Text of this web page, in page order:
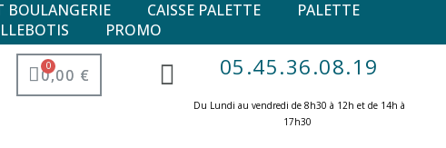
BOULANGERIE CAISSE PALETTE
PALETTE
PROMO
0,00 € 05.45.36.08.19
Du Lundi au vendredi de 8h30 à 12h et de 14h à
17h30 ​